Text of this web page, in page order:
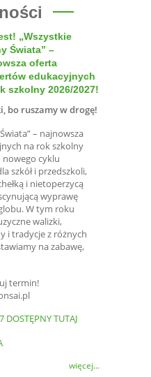
„Wszystkie
Świata” –
oferta
edukacyjnych
szkolny 2026/2027!
bo ruszamy w drogę!
– najnowsza
na rok szkolny
nowego cyklu
szkół i przedszkoli,
i nietoperzycą
wyprawę
W tym roku
walizki,
i tradycje z różnych
na zabawę,
termin!
DOSTĘPNY TUTAJ
więcej...